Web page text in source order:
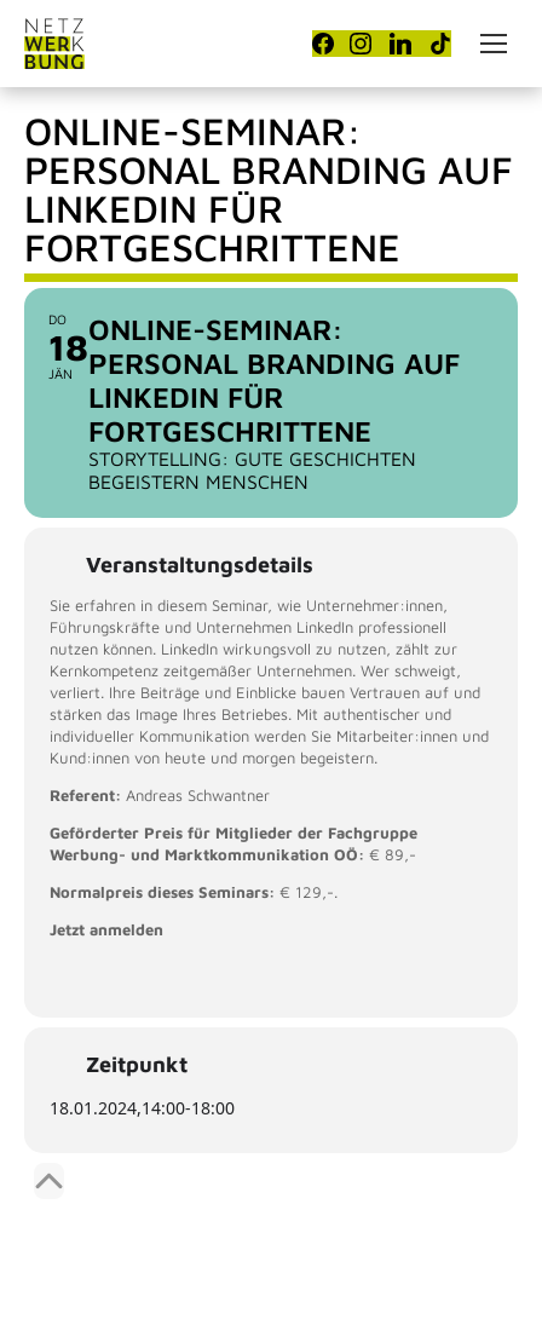
ONLINE-SEMINAR:
PERSONAL BRANDING AUF
LINKEDIN FÜR
FORTGESCHRITTENE
DO
18
JÄN
ONLINE-SEMINAR:
PERSONAL BRANDING AUF
LINKEDIN FÜR
FORTGESCHRITTENE
STORYTELLING: GUTE GESCHICHTEN
BEGEISTERN MENSCHEN
Veranstaltungsdetails
Sie erfahren in diesem Seminar, wie Unternehmer:innen,
Führungskräfte und Unternehmen LinkedIn professionell
nutzen können. LinkedIn wirkungsvoll zu nutzen, zählt zur
Kernkompetenz zeitgemäßer Unternehmen. Wer schweigt,
verliert. Ihre Beiträge und Einblicke bauen Vertrauen auf und
stärken das Image Ihres Betriebes. Mit authentischer und
individueller Kommunikation werden Sie Mitarbeiter:innen und
Kund:innen von heute und morgen begeistern.
Referent: Andreas Schwantner
Geförderter Preis für Mitglieder der Fachgruppe
Werbung- und Marktkommunikation OÖ: € 89,-
Normalpreis dieses Seminars: € 129,-.
Jetzt anmelden
Zeitpunkt
18.01.2024,14:00-18:00